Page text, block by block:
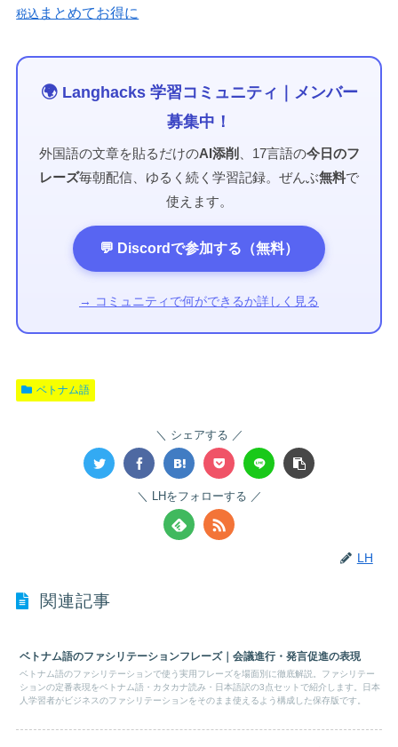
税込 まとめてお得に
🌍 Langhacks 学習コミュニティ｜メンバー
募集中！
外国語の文章を貼るだけのAI添削 、17言語の今日のフ
レーズ毎朝配信、ゆるく続く学習記録。ぜんぶ無料で
使えます。
💬 Discordで参加する（無料）
→ コミュニティで何ができるか詳しく見る
ベトナム語
シェアする
LHをフォローする
LH
関連記事
ベトナム語のファシリテーションフレーズ｜会議進行・発言促進の表現
ベトナム語のファシリテーションで使う実用フレーズを場面別に徹底解説。ファシリテー
ションの定番表現をベトナム語・カタカナ読み・日本語訳の3点セットで紹介します。日本
人学習者がビジネスのファシリテーションをそのまま使えるよう構成した保存版です。